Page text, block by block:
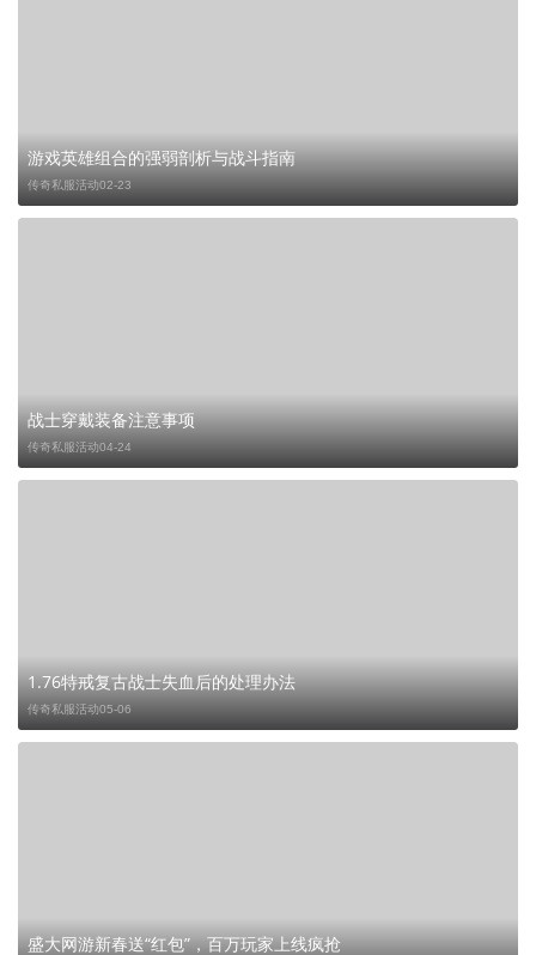
游戏英雄组合的强弱剖析与战斗指南
传奇私服活动02-23
战士穿戴装备注意事项
传奇私服活动04-24
1.76特戒复古战士失血后的处理办法
传奇私服活动05-06
盛大网游新春送“红包”，百万玩家上线疯抢